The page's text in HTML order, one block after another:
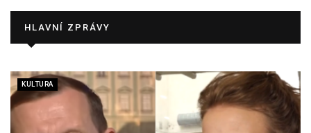
HLAVNÍ ZPRÁVY
KULTURA